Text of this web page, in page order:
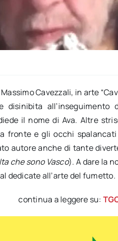
Cavezzali, in arte
disinibita
il nome di Ava. Altre
fronte e gli occhi
autore anche di tante
che sono Vasco). A dare la
dedicate all’arte del fumetto.
continua a leggere su: